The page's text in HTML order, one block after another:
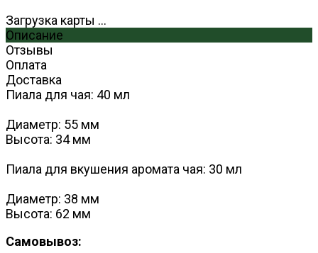
Загрузка карты ...
Описание
Отзывы
Оплата
Доставка
Пиала для чая: 40 мл
Диаметр: 55 мм
Высота: 34 мм
Пиала для вкушения аромата чая: 30 мл
Диаметр: 38 мм
Высота: 62 мм
Самовывоз: